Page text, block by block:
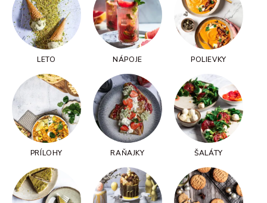
LETO NÁPOJE POLIEVKY
PRÍLOHY RAŇAJKY ŠALÁTY